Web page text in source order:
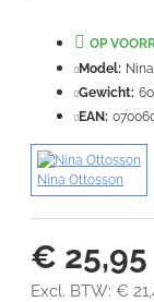
€ 25,95
Excl. BTW: €
OP
Model:
Gewicht:
EAN:
Nina Ottosson